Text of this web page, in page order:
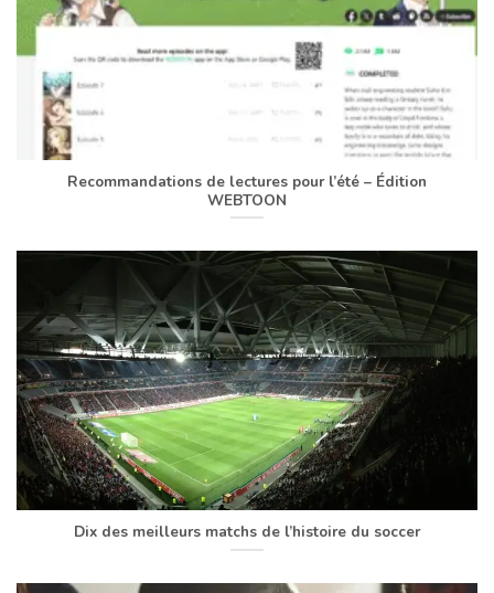
Recommandations de lectures pour l’été – Édition
WEBTOON
Dix des meilleurs matchs de l’histoire du soccer